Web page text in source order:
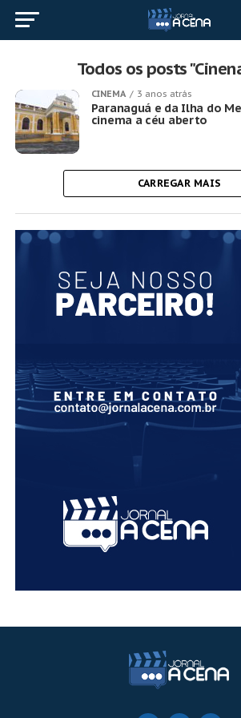
Todos os posts
CINEMA 3 anos atrás
Paranaguá e da Ilha do
cinema a céu aberto
CARREGAR MAIS